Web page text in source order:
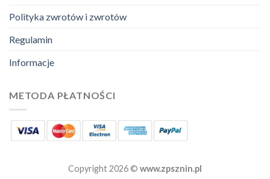
Polityka zwrotów i zwrotów
Regulamin
Informacje
METODA PŁATNOŚCI
Copyright 2026 © www.zpsznin.pl